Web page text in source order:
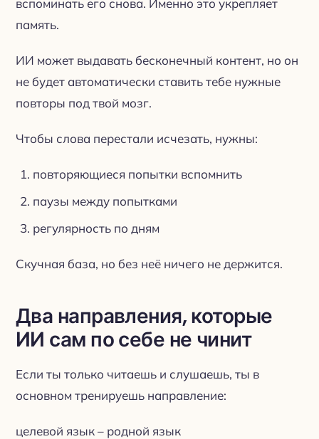
память.
ИИ может выдавать бесконечный контент, но он
не будет автоматически ставить тебе нужные
повторы под твой мозг.
Чтобы слова перестали исчезать, нужны:
повторяющиеся попытки вспомнить
паузы между попытками
регулярность по дням
Скучная база, но без неё ничего не держится.
Два направления, которые
ИИ сам по себе не чинит
Если ты только читаешь и слушаешь, ты в
основном тренируешь направление:
целевой язык – родной язык